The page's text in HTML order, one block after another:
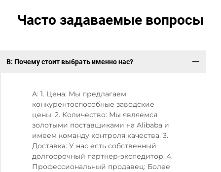
Часто задаваемые вопросы
В: Почему стоит выбрать именно нас?
A: 1. Цена: Мы предлагаем
конкурентоспособные заводские
цены. 2. Количество: Мы являемся
золотыми поставщиками на Alibaba и
имеем команду контроля качества. 3.
Доставка: У нас есть собственный
долгосрочный партнёр-экспедитор. 4.
Профессиональный продавец: Более